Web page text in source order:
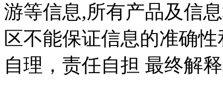
游等信息,所有产品及信
区不能保证信息的准确
自理，责任自担 最终解